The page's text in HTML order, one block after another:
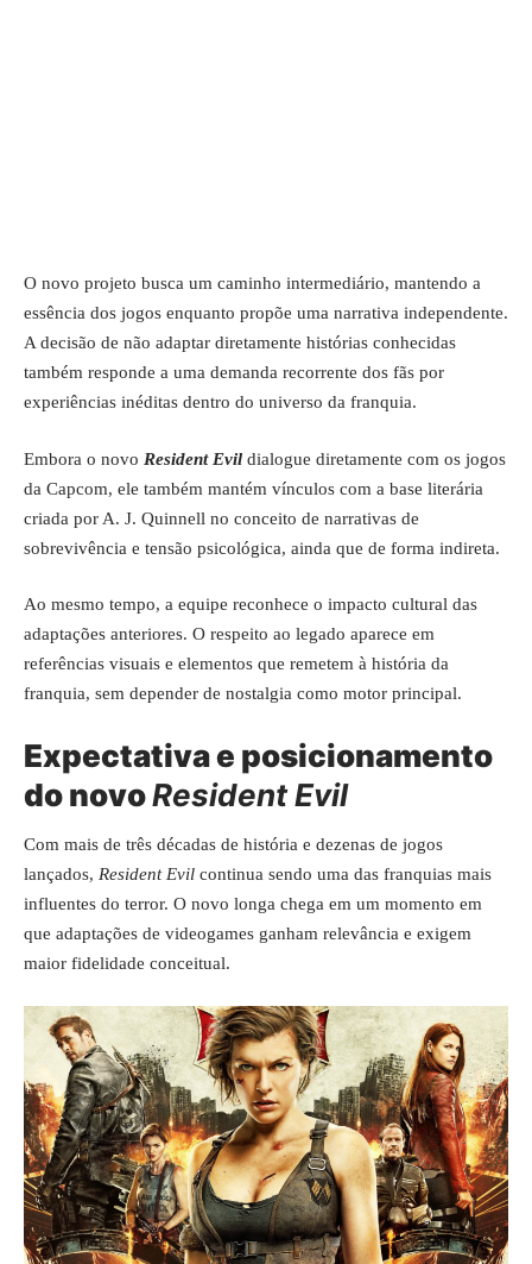
O novo projeto busca um caminho intermediário, mantendo a
essência dos jogos enquanto propõe uma narrativa independente.
A decisão de não adaptar diretamente histórias conhecidas
também responde a uma demanda recorrente dos fãs por
experiências inéditas dentro do universo da franquia.
Embora o novo Resident Evil dialogue diretamente com os jogos
da Capcom, ele também mantém vínculos com a base literária
criada por A. J. Quinnell no conceito de narrativas de
sobrevivência e tensão psicológica, ainda que de forma indireta.
Ao mesmo tempo, a equipe reconhece o impacto cultural das
adaptações anteriores. O respeito ao legado aparece em
referências visuais e elementos que remetem à história da
franquia, sem depender de nostalgia como motor principal.
Expectativa e posicionamento
do novoResident Evil
Com mais de três décadas de história e dezenas de jogos
lançados, Resident Evil continua sendo uma das franquias mais
influentes do terror. O novo longa chega em um momento em
que adaptações de videogames ganham relevância e exigem
maior fidelidade conceitual.